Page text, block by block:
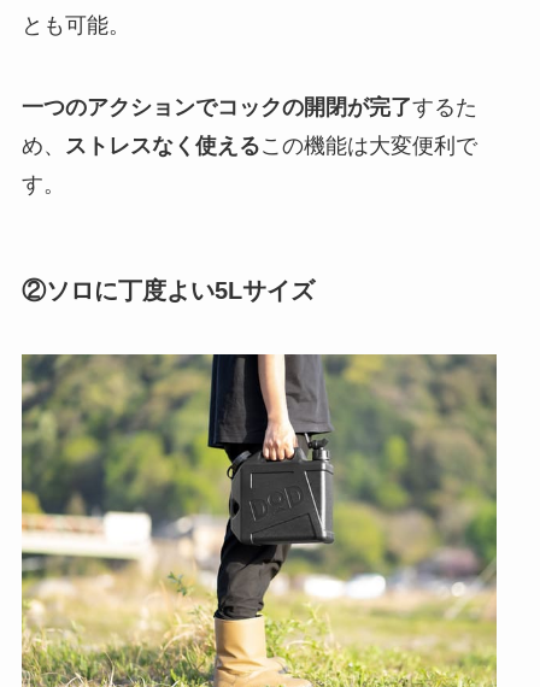
とも可能。
一つのアクションでコックの開閉が完了するた
め、
ストレスなく使えるこの機能は大変便利で
す。
②ソロに丁度よい5Lサイズ